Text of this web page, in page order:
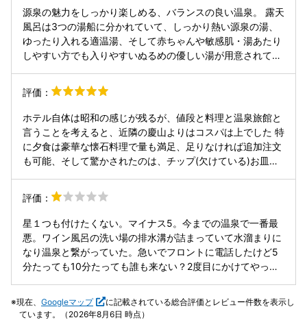
もステキ。 お風呂は露天風呂が広々。源泉、あつい湯、ぬる
めの湯に分かれています。7階には展望ワイン風呂が変わっ
ていて、おしゃれで、設備がキレイでした。掃除が行き届い
てると思います。 アメニティ充実。フロント、ロビー、ラウ
ンジには立派な池に錦鯉がたくさん泳いでいて、豪華な雰囲
のときにコーヒーチケットを渡され、朝食後にラウンジでコ
呂に行くときの通り道にあるので便利な場所ですが、外なの
で、蚊に刺されほうだいでした。露天風呂でも飛んでまし
た。
源泉の魅力をしっかり楽しめる、バランスの良い温泉。 露天
風呂は3つの湯船に分かれていて、しっかり熱い源泉の湯、
ゆったり入れる適温湯、そして赤ちゃんや敏感肌・湯あたり
しやすい方でも入りやすいぬるめの優しい湯が用意されてい
湯は全体的にやわらかく、ほんのりつるっとした感触。アル
カリ性由来のなめらかさに加えて、循環併用ながらオーバー
フロー量がしっかり確保されていて、湯の鮮度感もきちんと
感じられるのが好印象でした。 さらにアメニティも充実して
おり、DHCのOLIVE GREENシリーズのシャンプー・コンデ
ィショナー・ボディソープが揃っているほか、洗面台にはス
キンケア類も豊富。手ぶらでも安心して利用できます。 しっ
すめできる、居心地の良い一湯でした。
評価：
ホテル自体は昭和の感じが残るが、値段と料理と温泉旅館と
言うことを考えると、近隣の慶山よりはコスパは上でした 特
に夕食は豪華な懐石料理で量も満足、足りなければ追加注文
も可能、そして驚かされたのは、チップ(欠けている)お皿が1
付けているのがとても伝わってきました 家族でバイキングな
ら『新光』、特別な人と料理を楽しみたいなら『八田』石和
温泉もまだまだ頑張っている老舗旅館がたくさんあると思い
ました
評価：
星１つも付けたくない。マイナス5。今までの温泉で一番最
悪。ワイン風呂の洗い場の排水溝が詰まっていて水溜まりに
なり温泉と繋がっていた。急いでフロントに電話したけど5
分たっても10分たっても誰も来ない？2度目にかけてやっと
たけどスタッフが帰ったあとも下水臭い。ってかさっきまで
水溜まりと繋がってた温泉気持ち悪すぎる。普通はお客様に
現在、 Googleマップ
に記載されている総合評価とレビュー件数を表示し
ています。（2026年8月6日 時点）